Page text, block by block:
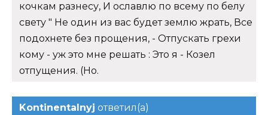
кочкам разнесу, И ославлю по всему по белу
свету " Не один из вас будет землю жрать, Все
подохнете без прощения, - Отпускать грехи
кому - уж это мне решать : Это я - Козел
отпущения. (Но.
Kontinentalnyj ответил(а)